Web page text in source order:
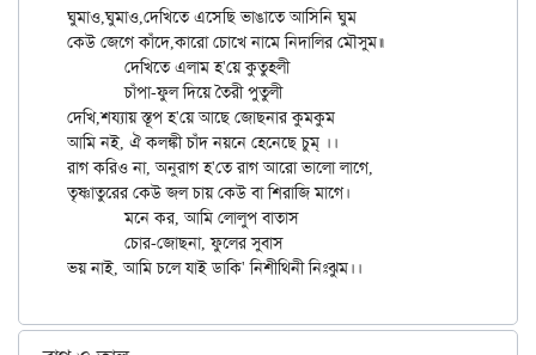
ঘুমাও,ঘুমাও,দেখিতে এসেছি ভাঙাতে আসিনি ঘুম
কেউ জেগে কাঁদে,কারো চোখে নামে নিদালির মৌসুম॥
	চাঁপা-ফুল দিয়ে তৈরী পুতুলী
দেখি,শয্যায় স্তূপ হ'য়ে আছে জোছনার কুমকুম
আমি নই, ঐ কলঙ্কী চাঁদ নয়নে হেনেছে চুম্ ।।
রাগ করিও না, অনুরাগ হ'তে রাগ আরো ভালো লাগে,
তৃষ্ণাতুরের কেউ জল চায় কেউ বা শিরাজি মাগে।
	মনে কর, আমি লোলুপ বাতাস